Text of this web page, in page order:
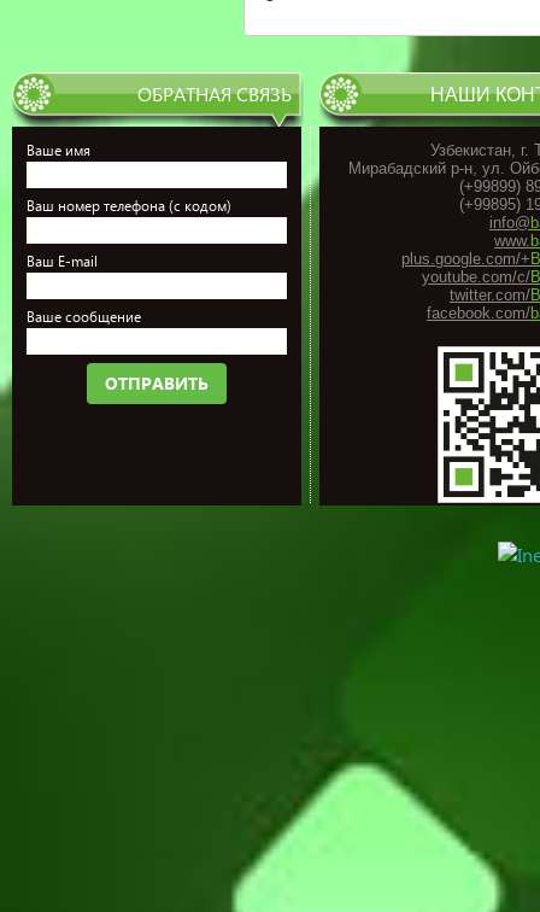
ОБРАТНАЯ СВЯЗЬ
Ваше имя
Ваш номер телефона (с кодом)
Ваш E-mail
Ваше сообщение
ОТПРАВИТЬ
НАШИ
Узбекистан, г.
Мирабадский р-н, ул.
(+99899)
(+99895)
info@
www.
plus.google.com/+
youtube.com/c/
twitter.com/
facebook.com/